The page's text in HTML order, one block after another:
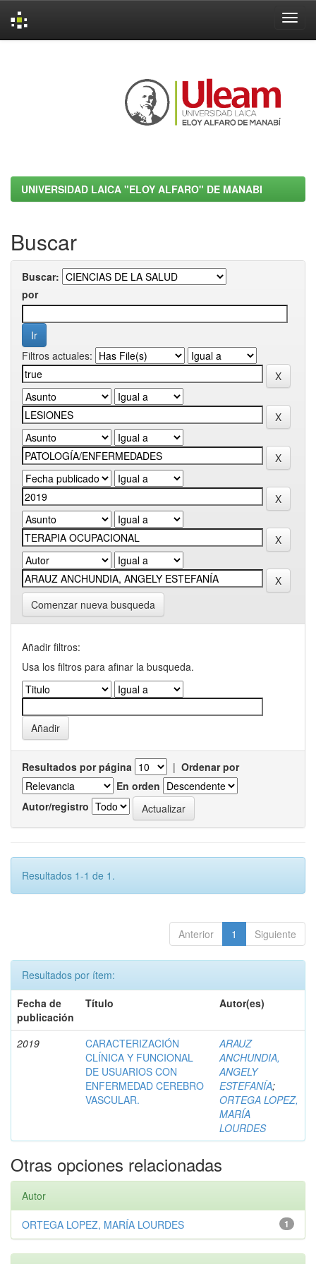
UNIVERSIDAD LAICA "ELOY ALFARO" DE MANABI
Buscar
Buscar:
por
Filtros actuales:
Comenzar nueva busqueda
Añadir filtros:
Usa los filtros para afinar la busqueda.
Resultados por página | Ordenar por
En orden
Autor/registro
Resultados 1-1 de 1.
Anterior 1 Siguiente
Resultados por ítem:
Fecha de
publicación
Título Autor(es)
2019
CARACTERIZACIÓN
CLÍNICA Y FUNCIONAL
DE USUARIOS CON
ENFERMEDAD CEREBRO
VASCULAR.
ARAUZ
ANCHUNDIA,
ANGELY
ESTEFANÍA;
ORTEGA LOPEZ,
MARÍA
LOURDES
Otras opciones relacionadas
Autor
1
ORTEGA LOPEZ, MARÍA LOURDES